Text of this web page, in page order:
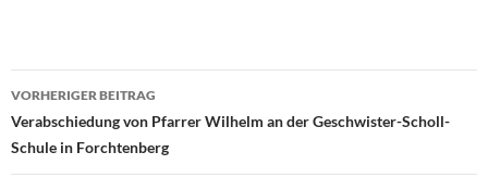
Beitragsnavigation
VORHERIGER BEITRAG
Verabschiedung von Pfarrer Wilhelm an der Geschwister-Scholl-
Schule in Forchtenberg